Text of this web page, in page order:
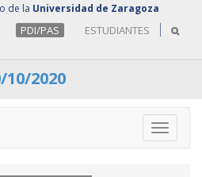
de la Universidad de Zaragoza
PDI/PAS ESTUDIANTES
10/2020
Toggle